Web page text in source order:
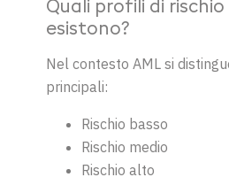
Quali profili di rischio
esistono?
Nel contesto AML si
principali:
Rischio basso
Rischio medio
Rischio alto